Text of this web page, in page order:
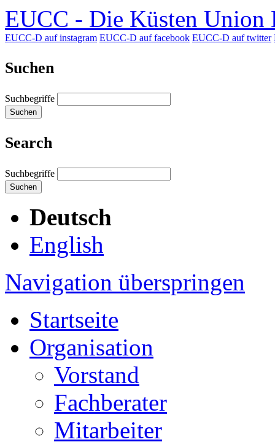
EUCC - Die Küsten Union
EUCC-D auf instagram EUCC-D auf facebook EUCC-D auf twitter
Suchen
Suchbegriffe
Suchen
Search
Suchbegriffe
Suchen
Deutsch
English
Navigation überspringen
Startseite
Organisation
Vorstand
Fachberater
Mitarbeiter